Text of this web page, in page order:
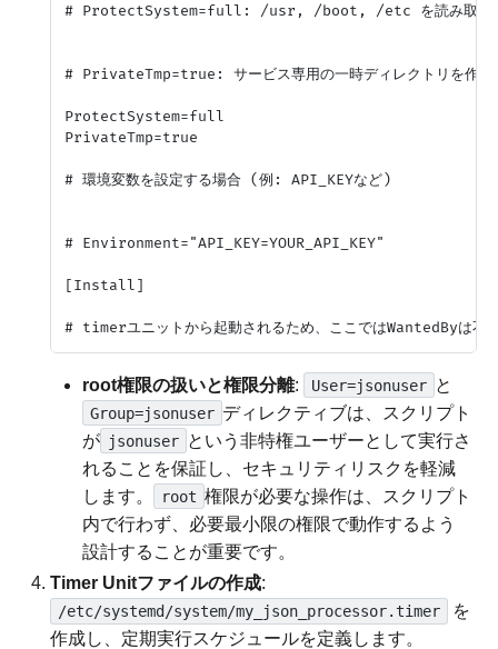
# ProtectSystem=full: /usr, /boot, /etc を読み取り専
# PrivateTmp=true: サービス専用の一時ディレクトリを作成
ProtectSystem=full
PrivateTmp=true
# 環境変数を設定する場合 (例: API_KEYなど)
# Environment="API_KEY=YOUR_API_KEY"
[Install]
root権限の扱いと権限分離: User=jsonuser と
Group=jsonuser ディレクティブは、スクリプト
が jsonuser という非特権ユーザーとして実行さ
れることを保証し、セキュリティリスクを軽減
します。
root 権限が必要な操作は、スクリプト
内で行わず、必要最小限の権限で動作するよう
設計することが重要です。
Timer Unitファイルの作成:
/etc/systemd/system/my_json_processor.timer
を
作成し、定期実行スケジュールを定義します。